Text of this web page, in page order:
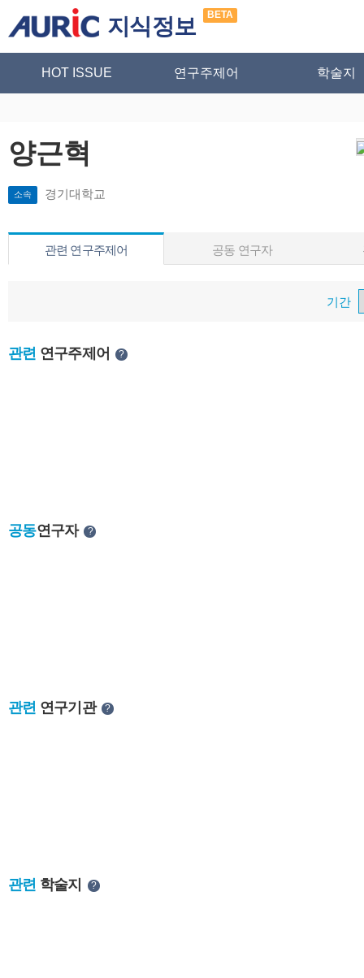
지식정보 BETA
HOT ISSUE 연구주제어 학술지
양근혁
소속 경기대학교
관련 연구주제어 공동 연구자
기간
관련 연구주제어 ?
공동연구자 ?
관련 연구기관 ?
관련 학술지 ?